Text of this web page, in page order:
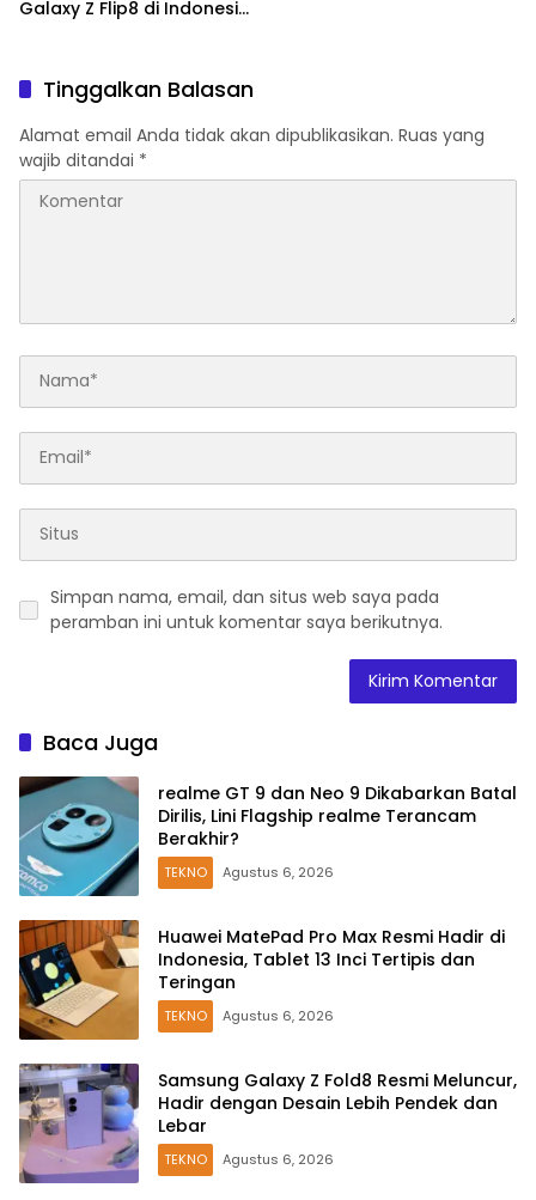
Galaxy Z Flip8 di Indonesia,
Tinggalkan Balasan
Alamat email Anda tidak akan dipublikasikan. Ruas yang
wajib ditandai *
Simpan nama, email, dan situs web saya pada
peramban ini untuk komentar saya berikutnya.
Baca Juga
realme GT 9 dan Neo 9 Dikabarkan Batal
Dirilis, Lini Flagship realme Terancam
Berakhir?
TEKNO Agustus 6, 2026
Huawei MatePad Pro Max Resmi Hadir di
Indonesia, Tablet 13 Inci Tertipis dan
Teringan
TEKNO Agustus 6, 2026
Samsung Galaxy Z Fold8 Resmi Meluncur,
Hadir dengan Desain Lebih Pendek dan
Lebar
TEKNO Agustus 6, 2026